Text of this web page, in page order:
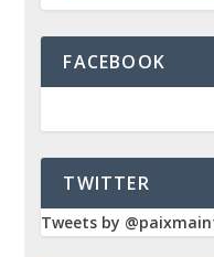
FACEBOOK
TWITTER
Tweets by